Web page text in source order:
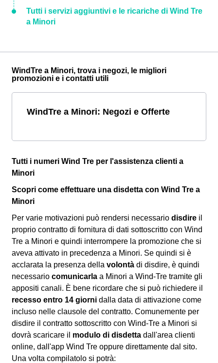
Tutti i servizi aggiuntivi e le ricariche di Wind Tre
a Minori
WindTre a Minori, trova i negozi, le migliori
promozioni e i contatti utili
WindTre a Minori: Negozi e Offerte
Tutti i numeri Wind Tre per l'assistenza clienti a
Minori
Scopri come effettuare una disdetta con Wind Tre a
Minori
Per varie motivazioni può rendersi necessario disdire il
proprio contratto di fornitura di dati sottoscritto con Wind
Tre a Minori e quindi interrompere la promozione che si
aveva attivato in precedenza a Minori. Se quindi si è
acclarata la presenza della volontà di disdire, è quindi
necessario comunicarla a Minori a Wind-Tre tramite gli
appositi canali. È bene ricordare che si può richiedere il
recesso entro 14 giorni dalla data di attivazione come
incluso nelle clausole del contratto. Comunemente per
disdire il contratto sottoscritto con Wind-Tre a Minori si
dovrà scaricare il modulo di disdetta dall'area clienti
online, dall'app Wind Tre oppure direttamente dal sito.
Una volta compilatolo si potrà: